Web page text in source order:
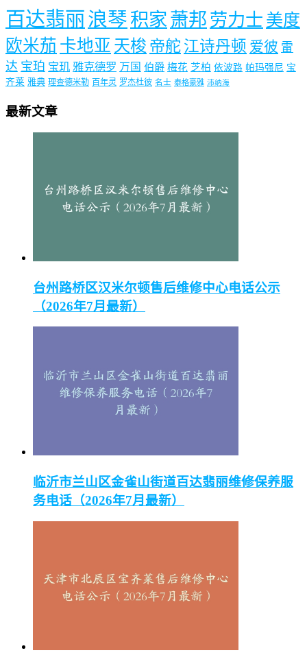
百达翡丽 浪琴 积家 萧邦 劳力士 美度
欧米茄 卡地亚 天梭 帝舵 江诗丹顿 爱彼 雷
达 宝珀 宝玑 雅克德罗 万国 伯爵 梅花 芝柏 依波路 帕玛强尼 宝
齐莱 雅典 理查德米勒 百年灵 罗杰杜彼 名士 泰格豪雅 沛纳海
最新文章
台州路桥区汉米尔顿售后维修中心电话公示
（2026年7月最新）
临沂市兰山区金雀山街道百达翡丽维修保养服
务电话（2026年7月最新）